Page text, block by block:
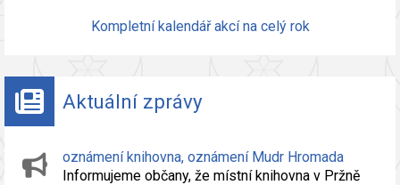
Kompletní kalendář akcí na celý rok
Aktuální zprávy
oznámení knihovna, oznámení Mudr Hromada
Informujeme občany, že místní knihovna v Pržně